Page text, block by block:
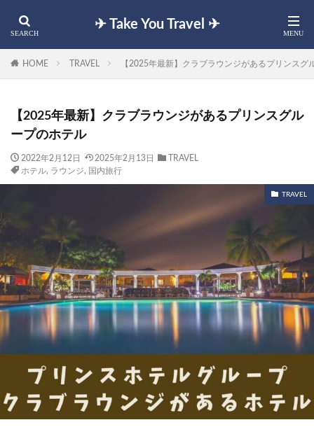
✈︎ Take You Travel ✈︎
HOME TRAVEL 【2025年最新】クラブラウンジがあるプリンスグ
【2025年最新】クラブラウンジがあるプリンスグル
ープのホテル
2022年2月12日 2025年2月13日
TRAVEL
ホテル, ラウンジ, 国内旅行
TRAVEL